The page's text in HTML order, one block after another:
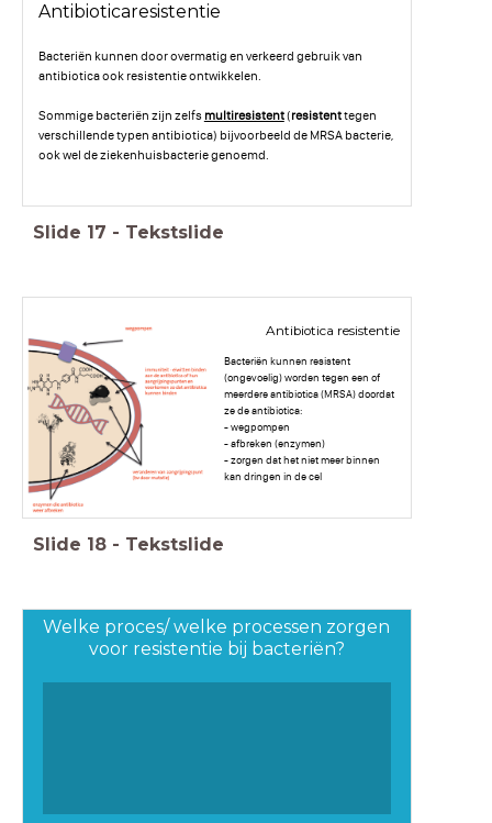
Antibioticaresistentie
Bacteriën kunnen door overmatig en verkeerd gebruik van
antibiotica ook resistentie ontwikkelen.
Sommige bacteriën zijn zelfs multiresistent(resistenttegen
verschillende typen antibiotica) bijvoorbeeld de MRSA bacterie,
ook wel de ziekenhuisbacterie genoemd.
Slide 17 - Tekstslide
Antibiotica resistentie
Bacteriën kunnen resistent
(ongevoelig) worden tegen een of
meerdere antibiotica (MRSA) doordat
ze de antibiotica:
- wegpompen
- afbreken (enzymen)
- zorgen dat het niet meer binnen
kan dringen in de cel
Slide 18 - Tekstslide
Welke proces/ welke processen zorgen
voor resistentie bij bacteriën?